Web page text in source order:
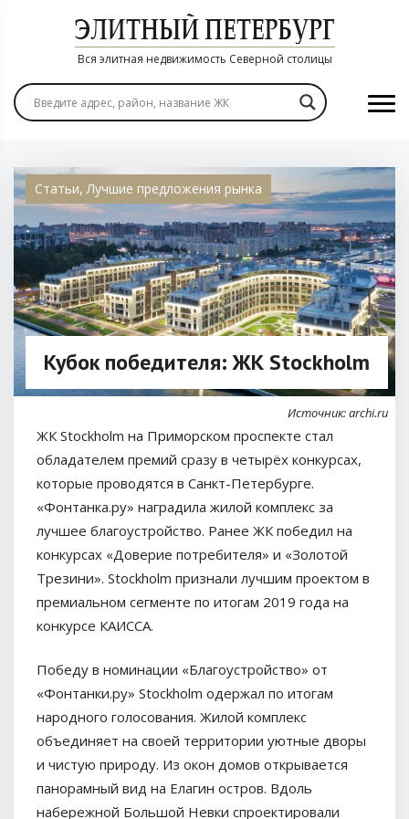
Вся элитная недвижимость Северной столицы
Статьи, Лучшие предложения рынка
Кубок победителя: ЖК Stockholm
Источник: archi.ru
ЖК Stockholm на Приморском проспекте стал
обладателем премий сразу в четырёх конкурсах,
которые проводятся в Санкт-Петербурге.
«Фонтанка.ру» наградила жилой комплекс за
лучшее благоустройство. Ранее ЖК победил на
конкурсах «Доверие потребителя» и «Золотой
Трезини». Stockholm признали лучшим проектом в
премиальном сегменте по итогам 2019 года на
конкурсе КАИССА.
Победу в номинации «Благоустройство» от
«Фонтанки.ру» Stockholm одержал по итогам
народного голосования. Жилой комплекс
объединяет на своей территории уютные дворы
и чистую природу. Из окон домов открывается
панорамный вид на Елагин остров. Вдоль
набережной Большой Невки спроектировали